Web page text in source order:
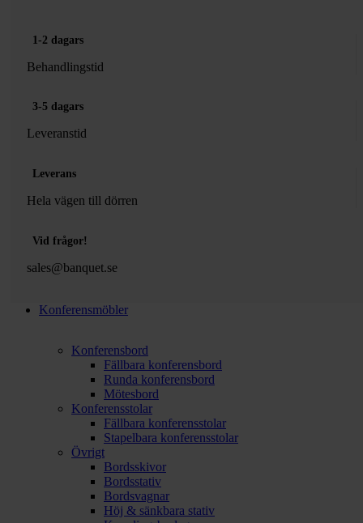
1-2 dagars
Behandlingstid
3-5 dagars
Leveranstid
Leverans
Hela vägen till dörren
Vid frågor!
sales@banquet.se
Konferensmöbler
Konferensbord
Fällbara konferensbord
Runda konferensbord
Mötesbord
Konferensstolar
Fällbara konferensstolar
Stapelbara konferensstolar
Övrigt
Bordsskivor
Bordsstativ
Bordsvagnar
Höj & sänkbara stativ